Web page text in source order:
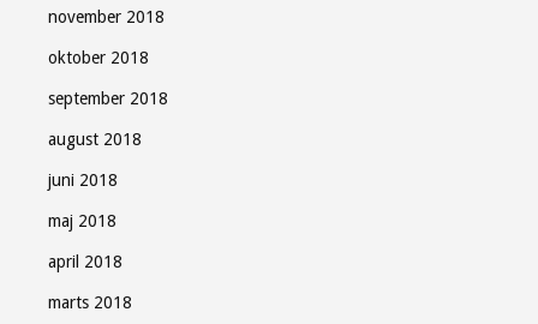
november 2018
oktober 2018
september 2018
august 2018
juni 2018
maj 2018
april 2018
marts 2018